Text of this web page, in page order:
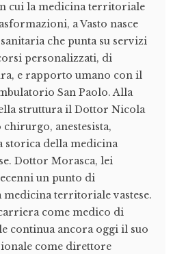
cui la medicina territoriale
a Vasto nasce
che punta su servizi
personalizzati, di
e rapporto umano con il
San Paolo. Alla
struttura il Dottor Nicola
anestesista,
storica della medicina
Dottor Morasca, lei
un punto di
territoriale vastese.
come medico di
continua ancora oggi il suo
come direttore